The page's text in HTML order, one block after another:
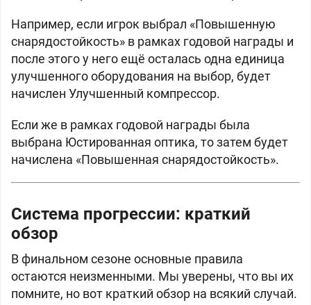
Например, если игрок выбрал «Повышенную
снарядостойкость» в рамках годовой награды и
после этого у него ещё осталась одна единица
улучшенного оборудования на выбор, будет
начислен Улучшенный компрессор.
Если же в рамках годовой награды была
выбрана Юстированная оптика, то затем будет
начислена «Повышенная снарядостойкость».
Система прогрессии: краткий
обзор
В финальном сезоне основные правила
остаются неизменными. Мы уверены, что вы их
помните, но вот краткий обзор на всякий случай.